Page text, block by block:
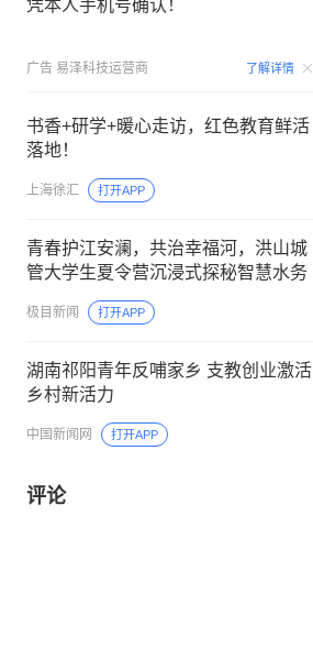
凭本人手机号确认！
广告 易泽科技运营商 了解详情
书香+研学+暖心走访，红色教育鲜活
落地！
上海徐汇 打开APP
青春护江安澜，共治幸福河，洪山城
管大学生夏令营沉浸式探秘智慧水务
极目新闻 打开APP
湖南祁阳青年反哺家乡 支教创业激活
乡村新活力
中国新闻网 打开APP
评论